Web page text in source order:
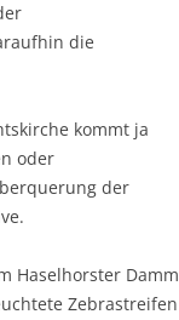
die
kommt ja
oder
der
Haselhorster Damm
Zebrastreifen